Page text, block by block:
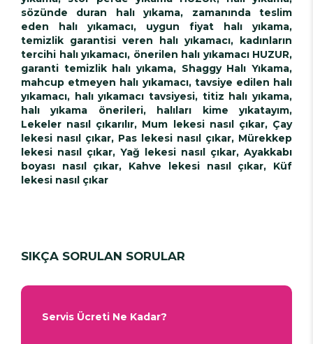
sözünde duran halı yıkama, zamanında teslim
eden halı yıkamacı, uygun fiyat halı yıkama,
temizlik garantisi veren halı yıkamacı, kadınların
tercihi halı yıkamacı, önerilen halı yıkamacı HUZUR,
garanti temizlik halı yıkama, Shaggy Halı Yıkama,
mahcup etmeyen halı yıkamacı, tavsiye edilen halı
yıkamacı, halı yıkamacı tavsiyesi, titiz halı yıkama,
halı yıkama önerileri, halıları kime yıkatayım,
Lekeler nasıl çıkarılır, Mum lekesi nasıl çıkar, Çay
lekesi nasıl çıkar, Pas lekesi nasıl çıkar, Mürekkep
lekesi nasıl çıkar, Yağ lekesi nasıl çıkar, Ayakkabı
boyası nasıl çıkar, Kahve lekesi nasıl çıkar, Küf
lekesi nasıl çıkar
SIKÇA SORULAN SORULAR
Servis Ücreti Ne Kadar?